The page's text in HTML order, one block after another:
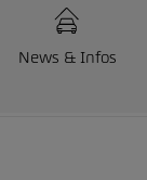
News & Infos